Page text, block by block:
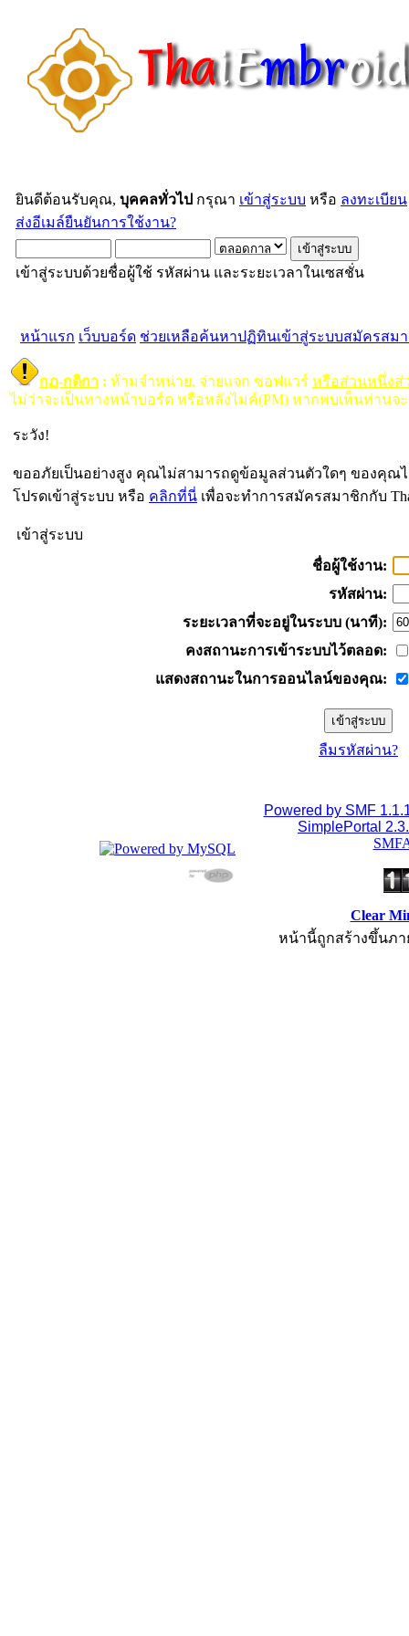
ยินดีต้อนรับคุณ, บุคคลทั่วไป กรุณา เข้าสู่ระบบ หรือ ลงทะเบียน
ส่งอีเมล์ยืนยันการใช้งาน?
เข้าสู่ระบบด้วยชื่อผู้ใช้ รหัสผ่าน และระยะเวลาในเซสชั่น
หน้าแรก เว็บบอร์ด ช่วยเหลือค้นหาปฏิทินเข้าสู่ระบบสมัครสม
กฏ-กติกา : ห้ามจำหน่าย, จ่ายแจก ซอฟแวร์ หรือส่วนหนึ่งส่
ไม่ว่าจะเป็นทางหน้าบอร์ด หรือหลังไมค์(PM) หากพบเห็นท่านจ
ระวัง!
ขออภัยเป็นอย่างสูง คุณไม่สามารถดูข้อมูลส่วนตัวใดๆ ของคุณ
โปรดเข้าสู่ระบบ หรือ คลิกที่นี่ เพื่อจะทำการสมัครสมาชิกกับ
เข้าสู่ระบบ
ชื่อผู้ใช้งาน:
รหัสผ่าน:
ระยะเวลาที่จะอยู่ในระบบ (นาที):
คงสถานะการเข้าระบบไว้ตลอด:
แสดงสถานะในการออนไลน์ของคุณ:
ลืมรหัสผ่าน?
Powered by SMF
SimplePortal
Clear
หน้านี้ถูกสร้างขึ้นภา